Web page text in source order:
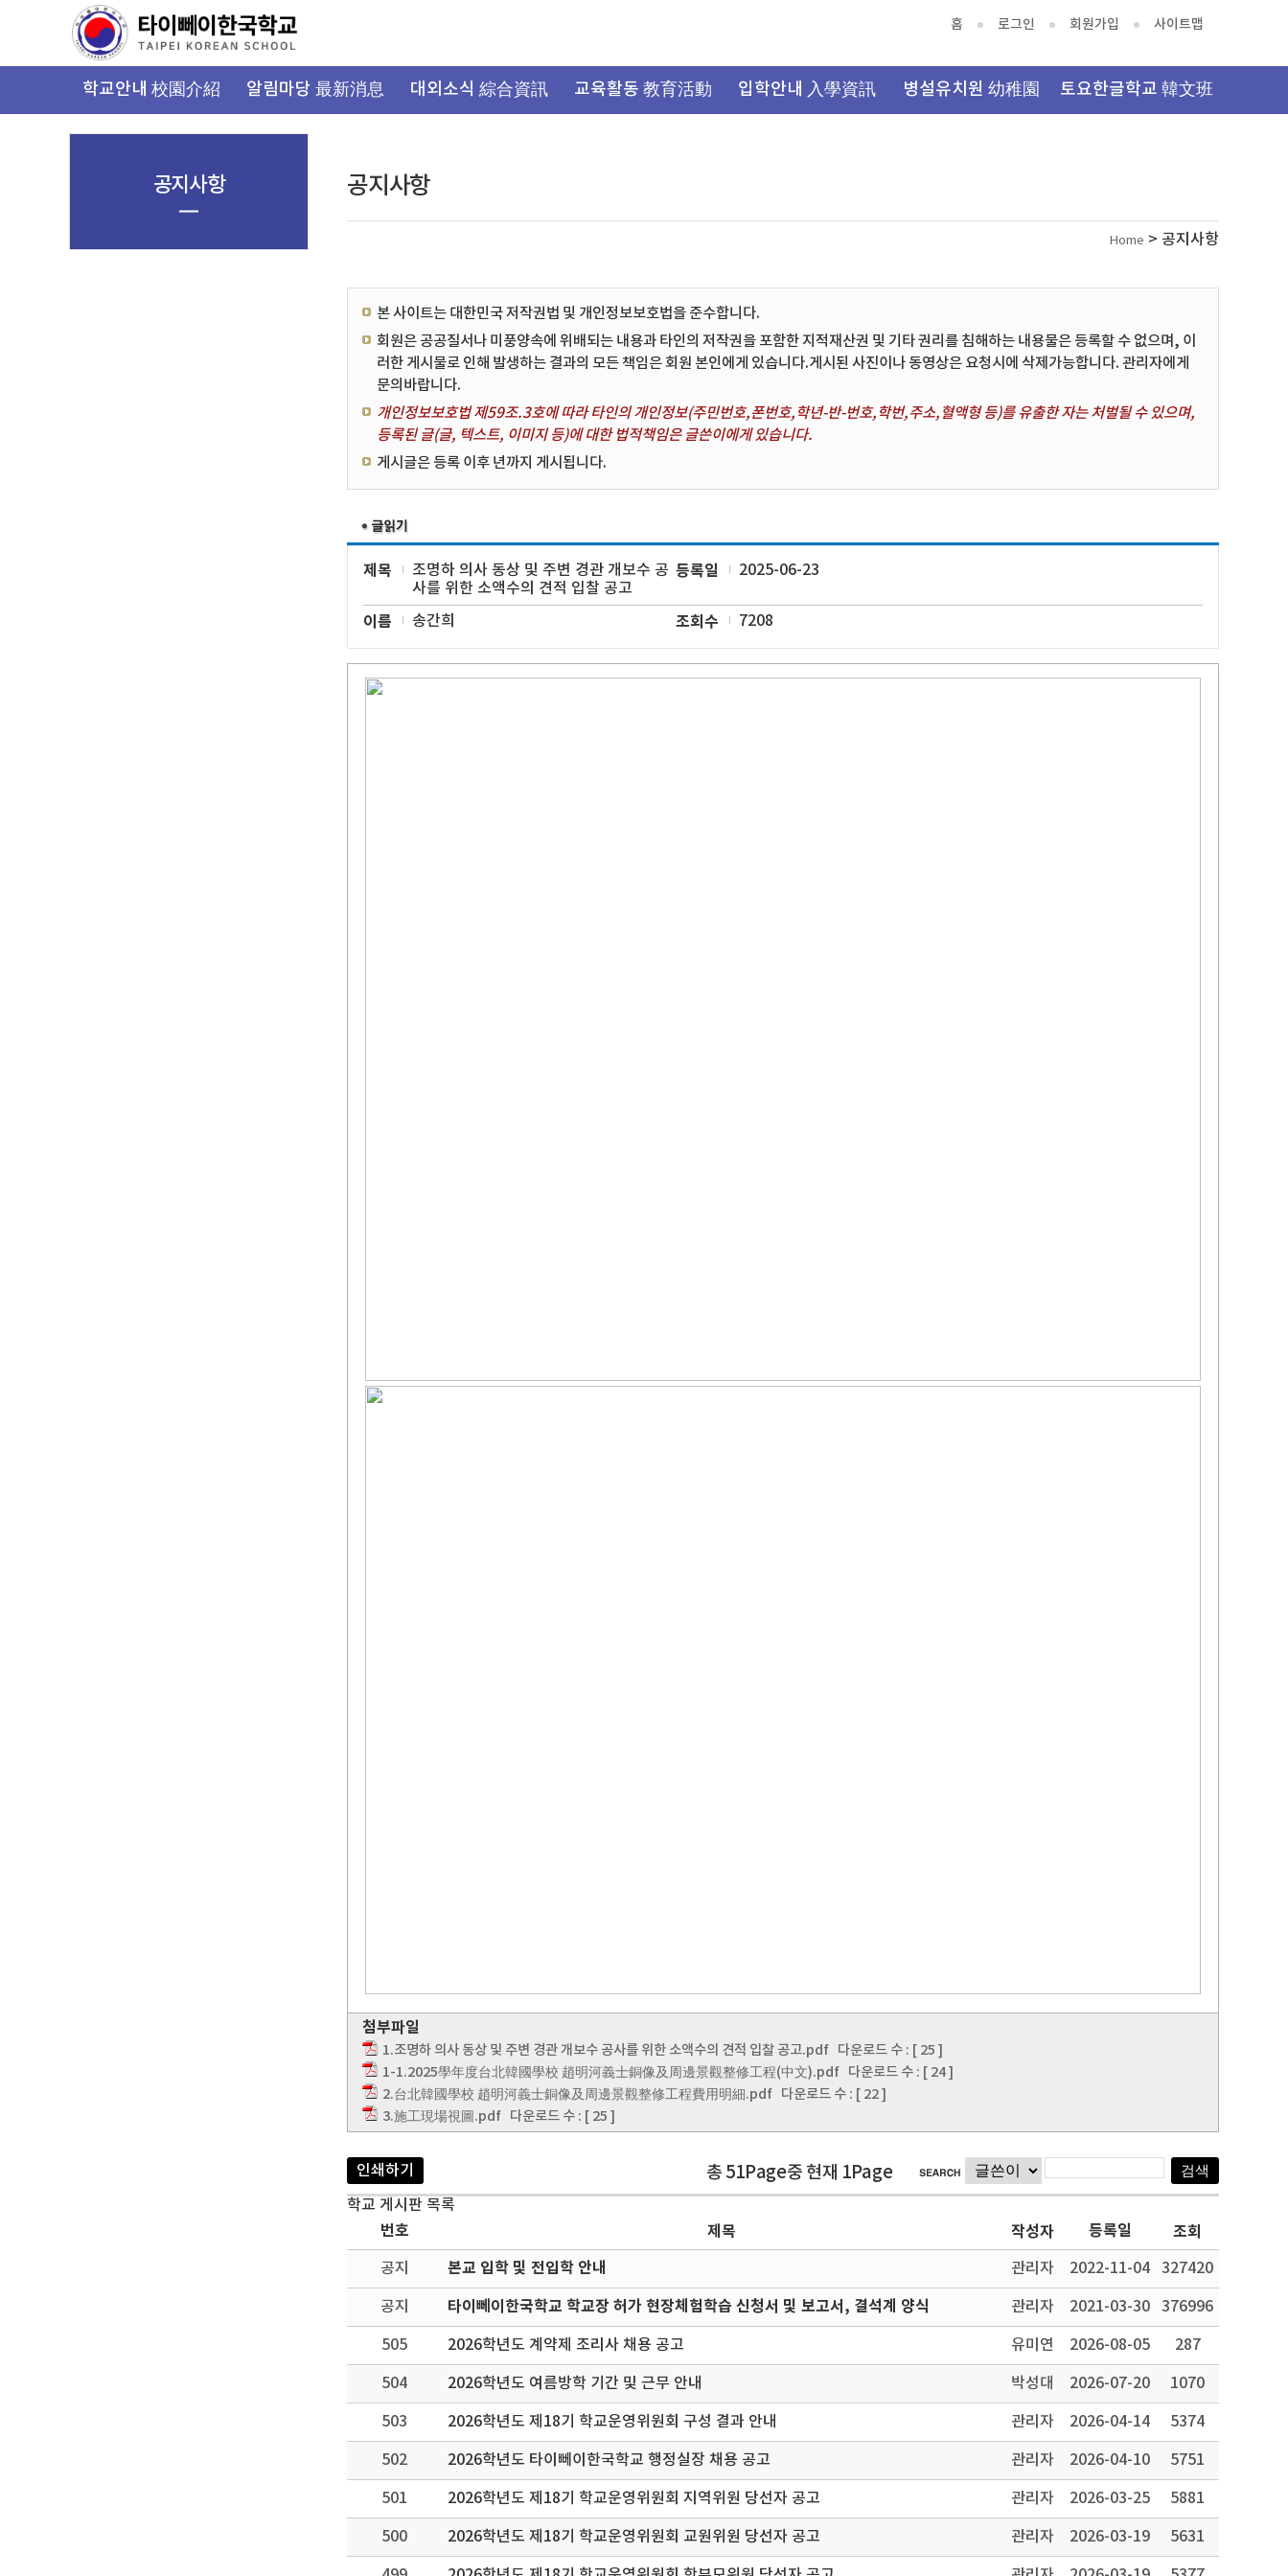
뉴
홈 로그인 회원가입 사이트맵
학교안내 校園介紹 알림마당 最新消息 대외소식 綜合資訊 교육활동 教育活動 입학안내 入學資訊 병설유치원 幼稚園 토요한글학교 韓文班
공지사항
Home > 공지사항
본 사이트는 대한민국 저작권법 및 개인정보보호법을 준수합니다.
회원은 공공질서나 미풍양속에 위배되는 내용과 타인의 저작권을 포함한 지적재산권 및 기타 권리를 침해하는 내용물은 등록할 수 없으며, 이
러한 게시물로 인해 발생하는 결과의 모든 책임은 회원 본인에게 있습니다.게시된 사진이나 동영상은 요청시에 삭제가능합니다. 관리자에게
문의바랍니다.
개인정보보호법 제59조.3호에 따라 타인의 개인정보(주민번호,폰번호,학년-반-번호,학번,주소,혈액형 등)를 유출한 자는 처벌될 수 있으며,
등록된 글(글, 텍스트, 이미지 등)에 대한 법적책임은 글쓴이에게 있습니다.
게시글은 등록 이후 년까지 게시됩니다.
제목
조명하 의사 동상 및 주변 경관 개보수 공
사를 위한 소액수의 견적 입찰 공고
등록일 2025-06-23
이름 송간희 조회수 7208
첨부파일
1.조명하 의사 동상 및 주변 경관 개보수 공사를 위한 소액수의 견적 입찰 공고.pdf 다운로드 수 : [ 25 ]
1-1.2025學年度台北韓國學校 趙明河義士銅像及周邊景觀整修工程(中文).pdf 다운로드 수 : [ 24 ]
2.台北韓國學校 趙明河義士銅像及周邊景觀整修工程費用明細.pdf 다운로드 수 : [ 22 ]
3.施工現場視圖.pdf 다운로드 수 : [ 25 ]
인쇄하기 총 51Page중 현재 1Page
학교 게시판 목록
번호 제목 작성자 등록일 조회
공지 본교 입학 및 전입학 안내 관리자 2022-11-04 327420
공지 타이뻬이한국학교 학교장 허가 현장체험학습 신청서 및 보고서, 결석계 양식 관리자 2021-03-30 376996
505 2026학년도 계약제 조리사 채용 공고 유미연 2026-08-05 287
504 2026학년도 여름방학 기간 및 근무 안내 박성대 2026-07-20 1070
503 2026학년도 제18기 학교운영위원회 구성 결과 안내 관리자 2026-04-14 5374
502 2026학년도 타이뻬이한국학교 행정실장 채용 공고 관리자 2026-04-10 5751
501 2026학년도 제18기 학교운영위원회 지역위원 당선자 공고 관리자 2026-03-25 5881
500 2026학년도 제18기 학교운영위원회 교원위원 당선자 공고 관리자 2026-03-19 5631
공지사항